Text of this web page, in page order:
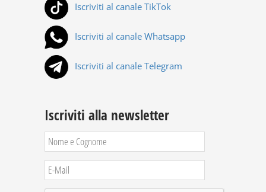
Iscriviti al canale TikTok
Iscriviti al canale Whatsapp
Iscriviti al canale Telegram
Iscriviti alla newsletter